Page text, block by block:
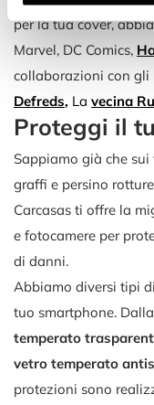
per la tua cover,
Marvel, DC Comics,
collaborazioni con
Defreds, La vecina
Proteggi il
Sappiamo già che
graffi e persino
Carcasas ti offre la
e fotocamere per
di danni.
Abbiamo diversi tipi di
tuo smartphone. Dalla
temperato
vetro temperato
protezioni sono